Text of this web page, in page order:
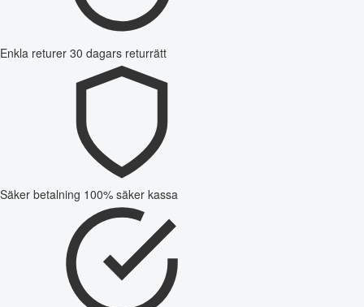
Enkla returer 30 dagars returrätt
Säker betalning 100% säker kassa